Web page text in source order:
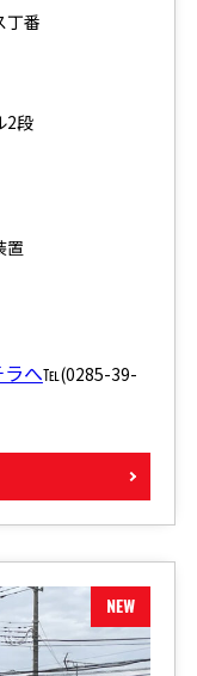
丁番
2段
置
へ℡(0285-39-